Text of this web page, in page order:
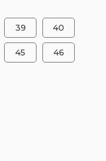
39 40
45 46